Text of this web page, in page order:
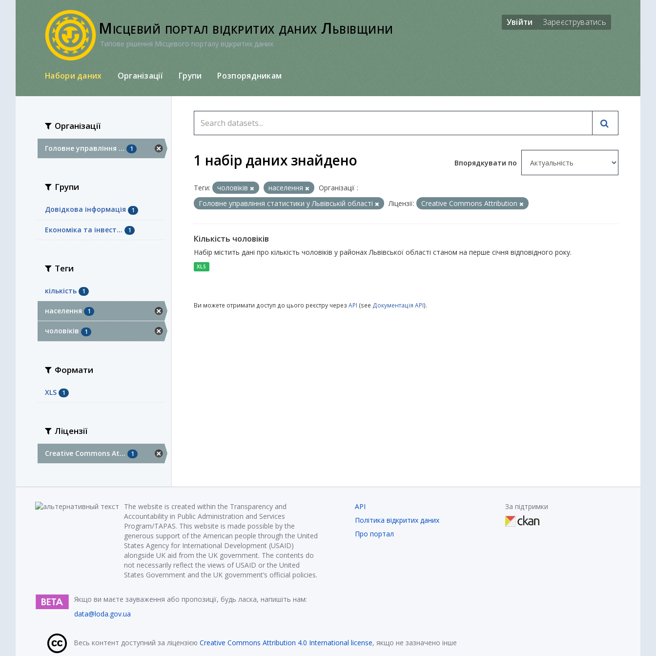
Місцевий портал відкритих даних Львівщини
Типове рішення Місцевого порталу відкритих даних
Увійти Зареєструватись
Набори даних Організації Групи Розпорядникам
Організації
Головне управління ... 1
Групи
Довідкова інформація 1
Економіка та інвест... 1
Теги
кількість 1
населення 1
чоловіків 1
Формати
XLS 1
Ліцензії
Creative Commons At... 1
Впорядкувати по
1 набір даних знайдено
Теги: чоловіків населення
Організації :
Головне управління статистики у Львівській області
Ліцензії: Creative Commons Attribution
Кількість чоловіків
Набір містить дані про кількість чоловіків у районах Львівської області станом на перше січня відповідного року.
XLS
Ви можете отримати доступ до цього реєстру через API (see Документація API).
The website is created within the Transparency and
Accountability in Public Administration and Services
Program/TAPAS. This website is made possible by the
generous support of the American people through the United
States Agency for International Development (USAID)
alongside UK aid from the UK government. The contents do
not necessarily reflect the views of USAID or the United
States Government and the UK government’s official policies.
Якщо ви маєте зауваження або пропозиції, будь ласка, напишіть нам:
data@loda.gov.ua
API
Політика відкритих даних
Про портал
За підтримки
Весь контент доступний за ліцензією Creative Commons Attribution 4.0 International license, якщо не зазначено інше